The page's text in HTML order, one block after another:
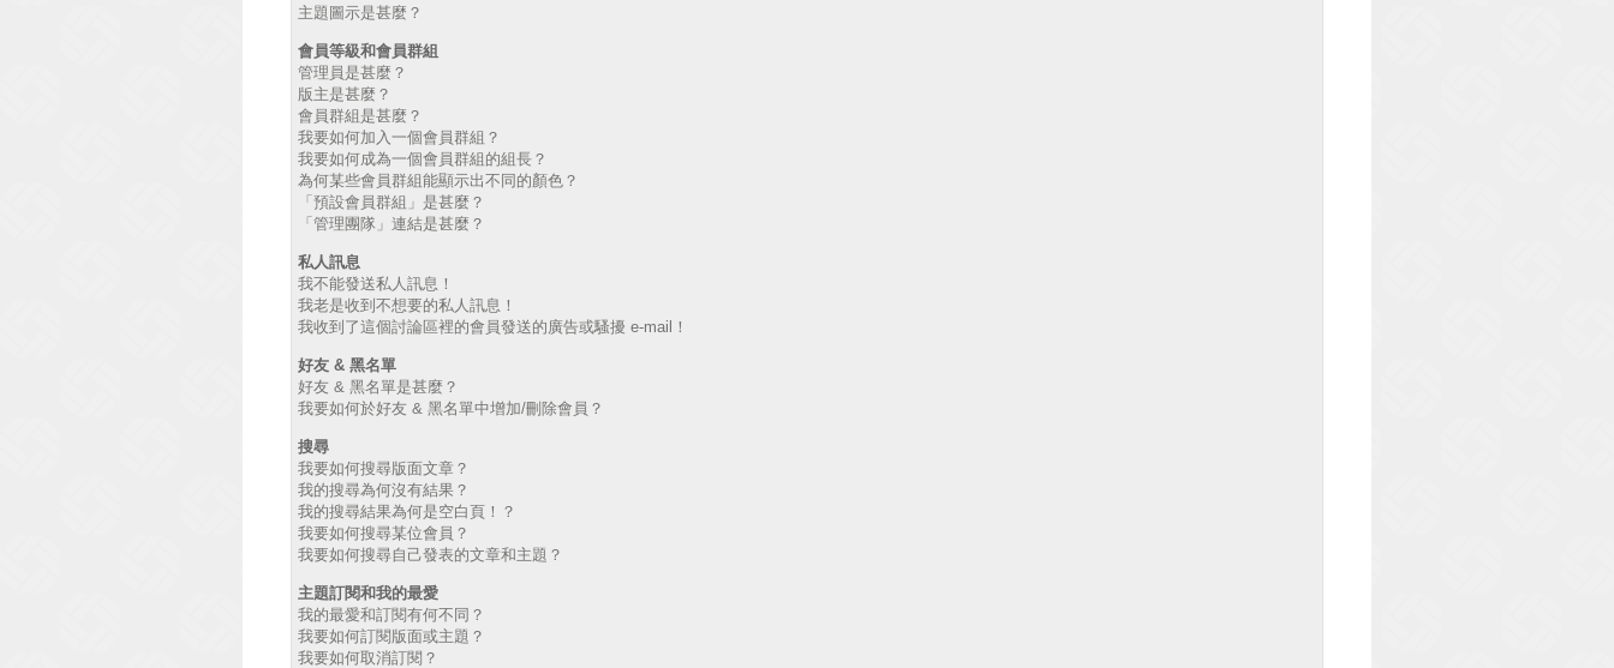
主題圖示是甚麼？
會員等級和會員群組
管理員是甚麼？
版主是甚麼？
會員群組是甚麼？
我要如何加入一個會員群組？
我要如何成為一個會員群組的組長？
為何某些會員群組能顯示出不同的顏色？
「預設會員群組」是甚麼？
「管理團隊」連結是甚麼？
私人訊息
我不能發送私人訊息！
我老是收到不想要的私人訊息！
我收到了這個討論區裡的會員發送的廣告或騷擾 e-mail！
好友 & 黑名單
好友 & 黑名單是甚麼？
我要如何於好友 & 黑名單中增加/刪除會員？
搜尋
我要如何搜尋版面文章？
我的搜尋為何沒有結果？
我的搜尋結果為何是空白頁！？
我要如何搜尋某位會員？
我要如何搜尋自己發表的文章和主題？
主題訂閱和我的最愛
我的最愛和訂閱有何不同？
我要如何訂閱版面或主題？
我要如何取消訂閱？